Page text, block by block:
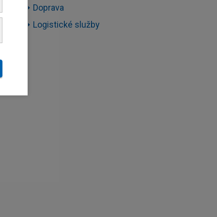
Doprava
Logistické služby